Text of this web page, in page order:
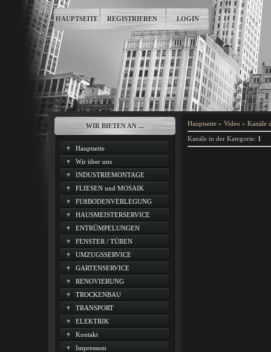
HAUPTSEITE REGISTRIEREN LOGIN
WIR BIETEN AN ...
Hauptseite
Wir über uns
INDUSTRIEMONTAGE
FLIESEN und MOSAIK
FUßBODENVERLEGUNG
HAUSMEISTERSERVICE
ENTRÜMPELUNGEN
FENSTER / TÜREN
UMZUGSSERVICE
GARTENSERVICE
RENOVIERUNG
TROCKENBAU
TRANSPORT
ELEKTRIK
Kontakt
Impressum
Hauptseite » Video » Kanäle
Kanäle in der Kategorie: 1